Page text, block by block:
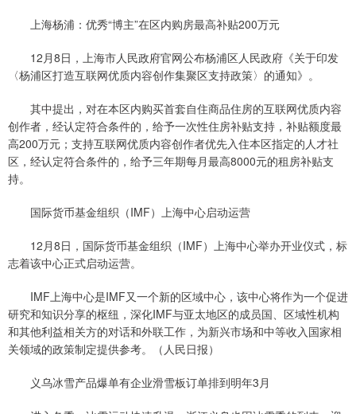
上海杨浦：优秀“博主”在区内购房最高补贴200万元
12月8日，上海市人民政府官网公布杨浦区人民政府《关于印发
〈杨浦区打造互联网优质内容创作集聚区支持政策〉的通知》。
其中提出，对在本区内购买首套自住商品住房的互联网优质内容
创作者，经认定符合条件的，给予一次性住房补贴支持，补贴额度最
高200万元；支持互联网优质内容创作者优先入住本区指定的人才社
区，经认定符合条件的，给予三年期每月最高8000元的租房补贴支
持。
国际货币基金组织（IMF）上海中心启动运营
12月8日，国际货币基金组织（IMF）上海中心举办开业仪式，标
志着该中心正式启动运营。
IMF上海中心是IMF又一个新的区域中心，该中心将作为一个促进
研究和知识分享的枢纽，深化IMF与亚太地区的成员国、区域性机构
和其他利益相关方的对话和外联工作，为新兴市场和中等收入国家相
关领域的政策制定提供参考。（人民日报）
义乌冰雪产品爆单有企业滑雪板订单排到明年3月